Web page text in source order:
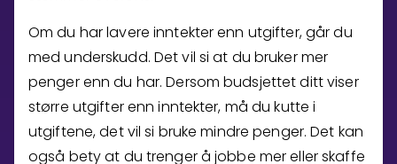
Bestill privatundervisning
Inviter en venn
LÆREPLAN
Velg læreplan
Om du har lavere inntekter enn utgifter, går du
med underskudd. Det vil si at du bruker mer
penger enn du har. Dersom budsjettet ditt viser
større utgifter enn inntekter, må du kutte i
utgiftene, det vil si bruke mindre penger. Det kan
også bety at du trenger å jobbe mer eller skaffe